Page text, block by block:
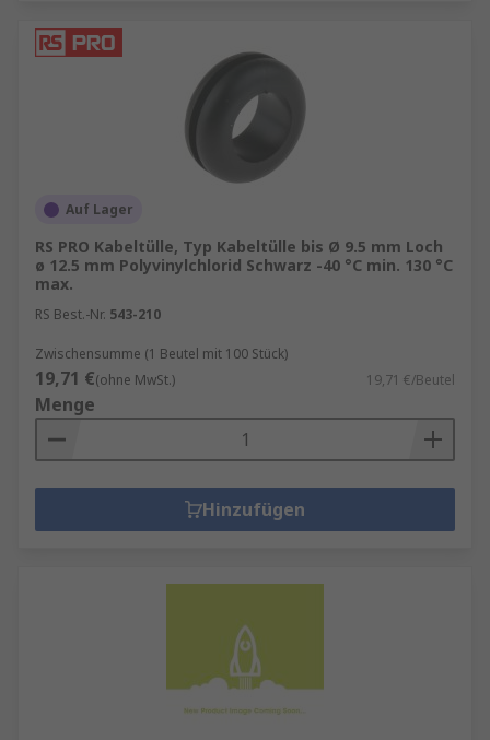
Auf Lager
RS PRO Kabeltülle, Typ Kabeltülle bis Ø 9.5 mm Loch
ø 12.5 mm Polyvinylchlorid Schwarz -40 °C min. 130 °C
max.
RS Best.-Nr. 543-210
Zwischensumme (1 Beutel mit 100 Stück)
19,71 €(ohne MwSt.) 19,71 €/Beutel
Menge
Hinzufügen